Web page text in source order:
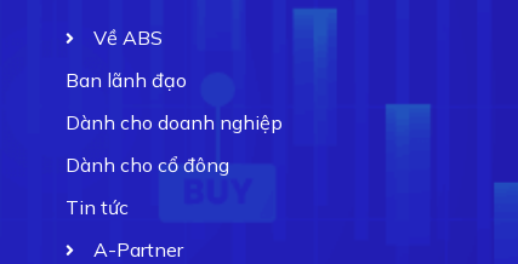
Về ABS
Ban lãnh đạo
Dành cho doanh nghiệp
Dành cho cổ đông
Tin tức
A-Partner